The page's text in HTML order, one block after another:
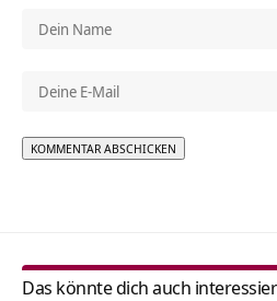
Das könnte dich auch